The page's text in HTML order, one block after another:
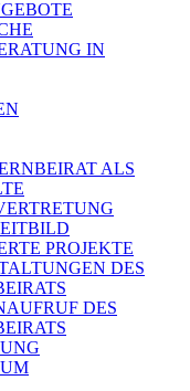
IN
ALS
PROJEKTE
DES
DES